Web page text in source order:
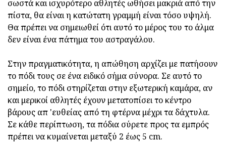
σωστά και ισχυρότερο αθλητές ωθήσει μακριά από την
πίστα, θα είναι η κατώτατη γραμμή είναι τόσο υψηλή.
Θα πρέπει να σημειωθεί ότι αυτό το μέρος του το άλμα
δεν είναι ένα πάτημα του αστραγάλου.
Στην πραγματικότητα, η απώθηση αρχίζει με πατήσουν
το πόδι τους σε ένα ειδικό σήμα σύνορα. Σε αυτό το
σημείο, το πόδι στηρίζεται στην εξωτερική καμάρα, αν
και μερικοί αθλητές έχουν μετατοπίσει το κέντρο
βάρους απ 'ευθείας από τη φτέρνα μέχρι τα δάχτυλα.
Σε κάθε περίπτωση, τα πόδια σύρετε προς τα εμπρός
πρέπει να κυμαίνεται μεταξύ 2 έως 5 cm.